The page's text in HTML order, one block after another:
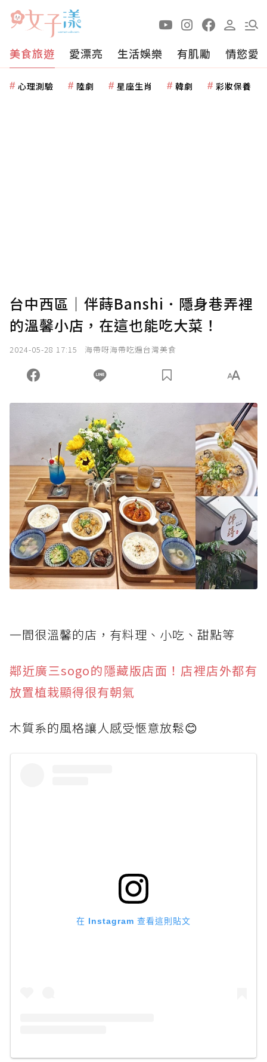
美食旅遊 愛漂亮 生活娛樂 有肌勵 情慾愛
心理測驗 陸劇 星座生肖 韓劇 彩妝保養
台中西區｜伴蒔Banshi．隱身巷弄裡
的溫馨小店，在這也能吃大菜！
2024-05-28 17:15 海帶呀海帶吃遍台灣美食
一間很溫馨的店，有料理、小吃、甜點等
鄰近廣三sogo的隱藏版店面！店裡店外都有
放置植栽顯得很有朝氣
木質系的風格讓人感受愜意放鬆😊
在 Instagram 查看這則貼文